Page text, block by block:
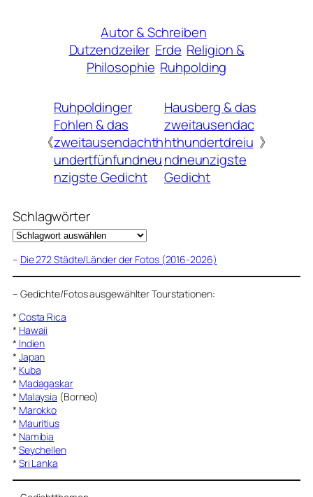
Autor & Schreiben
Dutzendzeiler Erde Religion &
Philosophie Ruhpolding
《
Ruhpoldinger
Fohlen & das
zweitausendachth
undertfünfundneu
nzigste Gedicht
Hausberg & das
zweitausendac
hthundertdreiu
ndneunzigste
Gedicht
》
Schlagwörter
– Die 272 Städte/Länder der Fotos (2016-2026)
– Gedichte/Fotos ausgewählter Tourstationen:
* Costa Rica
* Hawaii
* Indien
* Japan
* Kuba
* Madagaskar
* Malaysia (Borneo)
* Marokko
* Mauritius
* Namibia
* Seychellen
* Sri Lanka